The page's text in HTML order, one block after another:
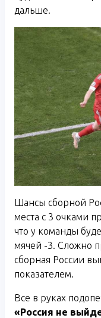
дальше.
Шансы сборной
места с 3 очками
что у команды
мячей -3. Сложно
сборная России
показателем.
Все в руках
«Россия не